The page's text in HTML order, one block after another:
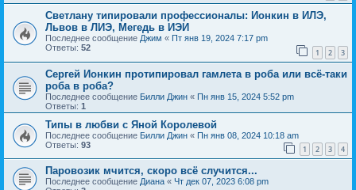
Светлану типировали профессионалы: Ионкин в ИЛЭ,
Львов в ЛИЭ, Мегедь в ИЭИ
Последнее сообщение Джим « Пт янв 19, 2024 7:17 pm
Ответы: 52 1 2 3
Сергей Ионкин протипировал гамлета в роба или всё-таки
роба в роба?
Последнее сообщение Билли Джин « Пн янв 15, 2024 5:52 pm
Ответы: 1
Типы в любви с Яной Королевой
Последнее сообщение Билли Джин « Пн янв 08, 2024 10:18 am
Ответы: 93 1 2 3 4
Паровозик мчится, скоро всё случится...
Последнее сообщение Диана « Чт дек 07, 2023 6:08 pm